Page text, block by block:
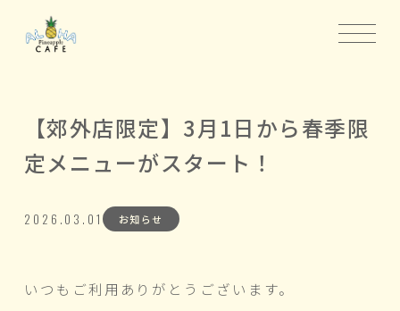
【郊外店限定】3月1日から春季限
定メニューがスタート！
2026.03.01 お知らせ
いつもご利用ありがとうございます。